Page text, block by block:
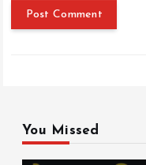
You Missed